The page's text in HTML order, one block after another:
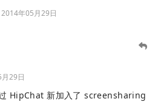
2014年05月29日
29日
HipChat 新加入了 screensharing